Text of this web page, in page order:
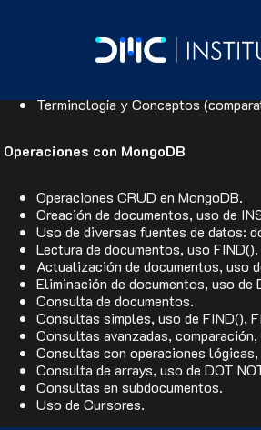
Terminología y Conceptos
Operaciones con MongoDB
Operaciones CRUD en MongoDB.
Creación de documentos, uso de
Uso de diversas fuentes de datos:
Lectura de documentos, uso FIND().
Actualización de documentos, uso
Eliminación de documentos, uso de
Consulta de documentos.
Consultas simples, uso de FIND(),
Consultas avanzadas,
Consultas con operaciones
Consulta de arrays, uso de DOT
Consultas en subdocumentos.
Uso de Cursores.